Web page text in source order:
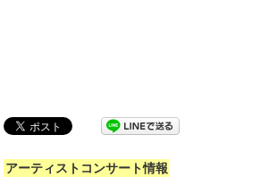
アーティストコンサート情報